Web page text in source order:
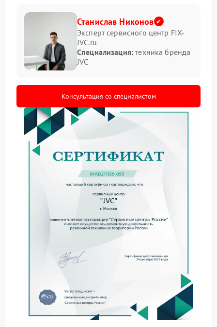
причины могут быть связаны с внутренними
элементами памяти или с программной частью,
отвечающей за сохранение пользовательских
Ремонт JVC: на что обратить
внимание
Чтобы устранить проблему с сохранением настроек,
специалисты рекомендуют выполнить несколько
действий:
Перезапустить устройство и убедиться, что
батарея для памяти исправна.
Обновить программное обеспечение через
официальный сервис JVC.
Проверить надежность контактов и соединений,
отвечающих за сохранение параметров.
Сервис JVC: возможности и
решения
настроек. Специалисты центра могут:
Проверить и при необходимости заменить элементы
Настроить программное обеспечение для
стабильного сохранения параметров.
Дать рекомендации по правильной эксплуатации
кофемашины для предотвращения сбросов.
Станислав Никонов
Эксперт сервисного центр FIX-
JVC.ru
Специализация: техника бренда
JVC
Консультация со специалистом